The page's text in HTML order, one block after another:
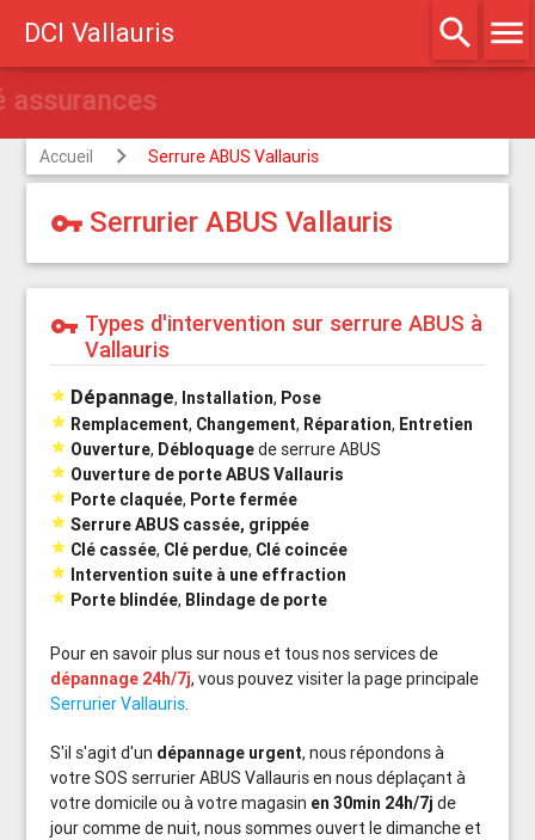
DCI Vallauris search menu
Agréé assurances
Accueil Serrure ABUS Vallauris
vpn_key Serrurier ABUS Vallauris
vpn_key Types d'intervention sur serrure ABUS à
Vallauris
 Dépannage, Installation, Pose
 Remplacement, Changement, Réparation, Entretien
 Ouverture, Débloquagede serrure ABUS
 Ouverture de porte ABUS Vallauris
 Porte claquée, Porte fermée
 Serrure ABUS cassée, grippée
 Clé cassée, Clé perdue, Clé coincée
 Intervention suite à une effraction
 Porte blindée, Blindage de porte
Pour en savoir plus sur nous et tous nos services de
dépannage 24h/7j, vous pouvez visiter la page principale
Serrurier Vallauris.
S'il s'agit d'un dépannage urgent, nous répondons à
votre SOS serrurier ABUS Vallauris en nous déplaçant à
votre domicile ou à votre magasin en 30min 24h/7j de
jour comme de nuit, nous sommes ouvert le dimanche et